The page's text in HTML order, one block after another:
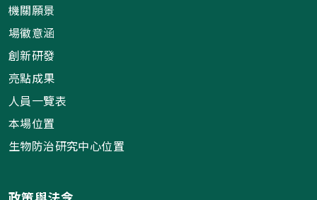
機關願景
場徽意涵
創新研發
亮點成果
人員一覽表
本場位置
生物防治研究中心位置